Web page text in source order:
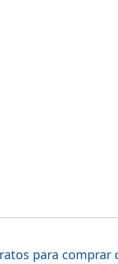
para comprar